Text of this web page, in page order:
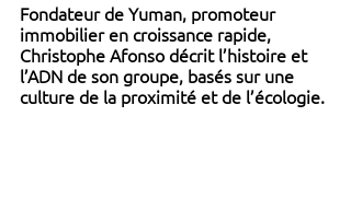
Fondateur de Yuman, promoteur
immobilier en croissance rapide,
Christophe Afonso décrit l’histoire et
l’ADN de son groupe, basés sur une
culture de la proximité et de l’écologie.